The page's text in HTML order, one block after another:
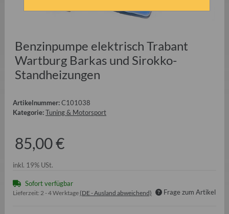
Benzinpumpe elektrisch Trabant
Wartburg Barkas und Sirokko-
Standheizungen
Artikelnummer:C101038
Kategorie:Tuning & Motorsport
85,00 €
inkl. 19% USt.
Sofort verfügbar
Lieferzeit: 2 - 4 Werktage (DE - Ausland abweichend) Frage zum Artikel